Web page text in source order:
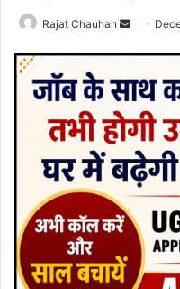
Rajat Chauhan
Send